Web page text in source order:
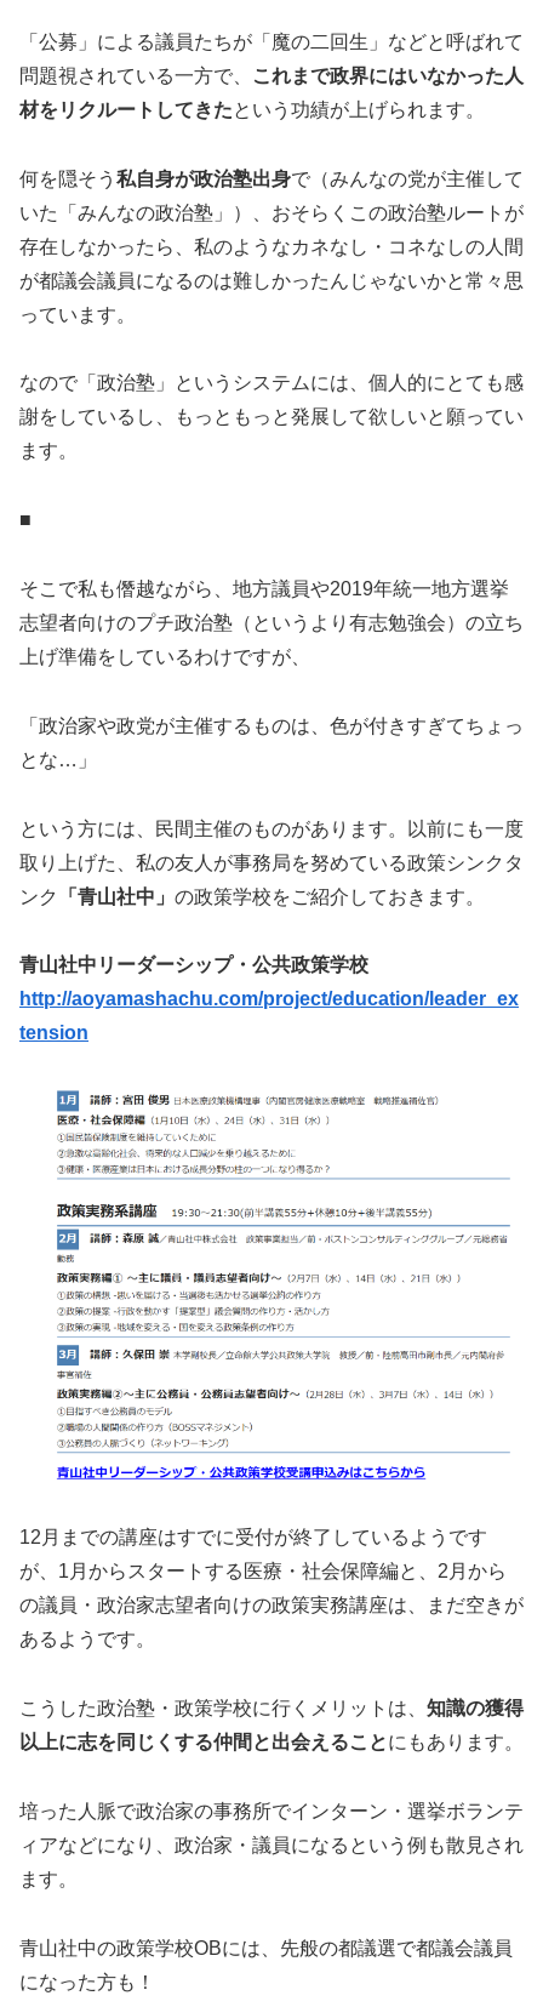
「公募」による議員たちが「魔の二回生」などと呼ばれて
問題視されている一方で、
これまで政界にはいなかった人
材をリクルートしてきたという功績が上げられます。
何を隠そう 私自身が政治塾出身で（みんなの党が主催して
いた「みんなの政治塾」）、おそらくこの政治塾ルートが
存在しなかったら、私のようなカネなし・コネなしの人間
が都議会議員になるのは難しかったんじゃないかと常々思
っています。
なので「政治塾」というシステムには、個人的にとても感
謝をしているし、もっともっと発展して欲しいと願ってい
ます。
■
そこで私も僭越ながら、地方議員や2019年統一地方選挙
志望者向けのプチ政治塾（というより有志勉強会）の立ち
上げ準備をしているわけですが、
「政治家や政党が主催するものは、色が付きすぎてちょっ
とな…」
という方には、民間主催のものがあります。以前にも一度
取り上げた、私の友人が事務局を努めている政策シンクタ
ンク
「青山社中」 の政策学校をご紹介しておきます。
青山社中リーダーシップ・公共政策学校
http://aoyamashachu.com/project/education/leader_ex
tension
12月までの講座はすでに受付が終了しているようです
が、1月からスタートする医療・社会保障編と、2月から
の議員・政治家志望者向けの政策実務講座は、まだ空きが
あるようです。
こうした政治塾・政策学校に行くメリットは、 知識の獲得
以上に志を同じくする仲間と出会えることにもあります。
培った人脈で政治家の事務所でインターン・選挙ボランテ
ィアなどになり、政治家・議員になるという例も散見され
ます。
青山社中の政策学校OBには、先般の都議選で都議会議員
になった方も！